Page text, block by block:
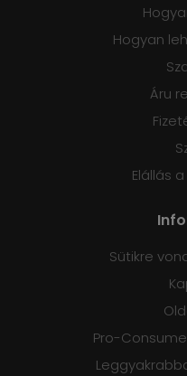
Hogyan
Áru
Elállás
Sütikre
Pro-